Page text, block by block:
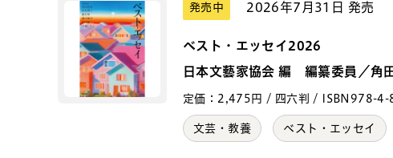
発売中 2026年7月31日 発売
ベスト・エッセイ2026
日本文藝家協会 編 編纂委員／角
定価：2,475円 / 四六判 / ISBN978-
文芸・教養 ベスト・エッセイ